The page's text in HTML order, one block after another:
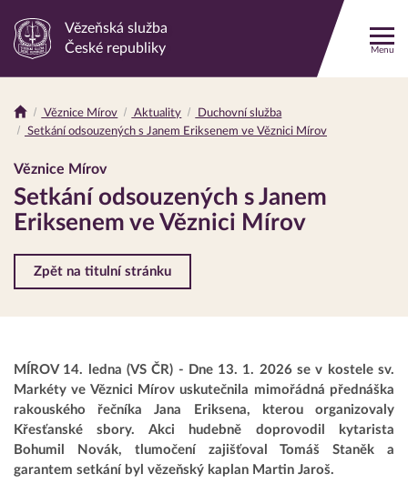
Odkaz
stránku
Vězeňská služba
České republiky
Menu
Drobečková
Věznice Mírov Aktuality
Duchovní služba
Setkání odsouzených s Janem Eriksenem ve Věznici Mírov
Věznice Mírov
Setkání odsouzených s Janem
Eriksenem ve Věznici Mírov
Zpět na titulní stránku
MÍROV 14. ledna (VS ČR) - Dne 13. 1. 2026 se v kostele sv.
Markéty ve Věznici Mírov uskutečnila mimořádná přednáška
rakouského řečníka Jana Eriksena, kterou organizovaly
Křesťanské sbory. Akci hudebně doprovodil kytarista
Bohumil Novák, tlumočení zajišťoval Tomáš Staněk a
garantem setkání byl vězeňský kaplan Martin Jaroš.